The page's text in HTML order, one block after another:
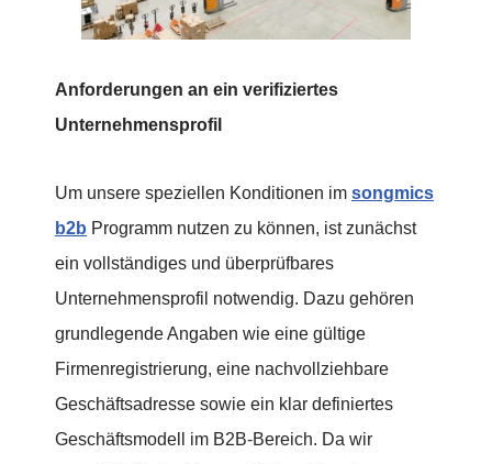
Anforderungen an ein verifiziertes
Unternehmensprofil
Um unsere speziellen Konditionen im songmics
b2b Programm nutzen zu können, ist zunächst
ein vollständiges und überprüfbares
Unternehmensprofil notwendig. Dazu gehören
grundlegende Angaben wie eine gültige
Firmenregistrierung, eine nachvollziehbare
Geschäftsadresse sowie ein klar definiertes
Geschäftsmodell im B2B-Bereich. Da wir